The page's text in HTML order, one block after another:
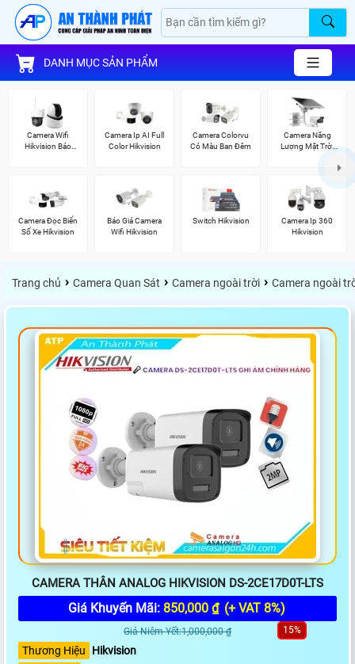
DANH MỤC SẢN PHẨM
Camera Wifi
Hikvision Báo
Camera Ip AI Full
Color Hikvision
Camera Colorvu
Có Màu Ban Đêm
Camera Năng
Lượng Mặt Trời
Camera Đọc Biển
Số Xe Hikvision
Báo Giá Camera
Wifi Hikvision
Switch Hikvision
Camera Ip 360
Hikvision
Trang chủ › Camera Quan Sát › Camera ngoài trời › Camera ngoài
CAMERA THÂN ANALOG HIKVISION DS-2CE17D0T-LTS
Giá Khuyến Mãi: 850,000 ₫ (+ VAT 8%)
Giá Niêm Yết:1,000,000 ₫ 15%
Thương Hiệu
Hikvision